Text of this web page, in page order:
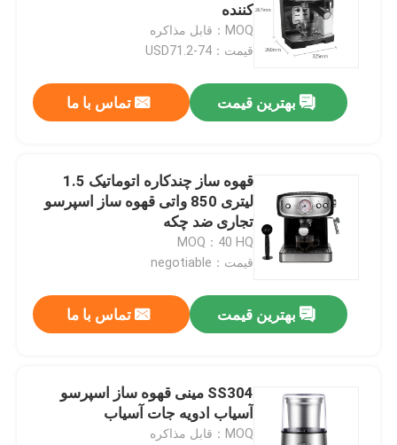
کننده
MOQ：قابل مذاکره
قیمت：USD71.2-74
بهترین قیمت تماس با ما
قهوه ساز چندکاره اتوماتیک 1.5
لیتری 850 واتی قهوه ساز اسپرسو
تجاری ضد چکه
MOQ：40 HQ
قیمت：negotiable
بهترین قیمت تماس با ما
SS304 مینی قهوه ساز اسپرسو
آسیاب ادویه جات آسیاب
MOQ：قابل مذاکره